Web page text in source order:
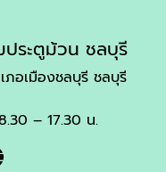
ระตูม้วน ชลบุรี
ภอเมืองชลบุรี ชลบุรี
– 17.30 น.